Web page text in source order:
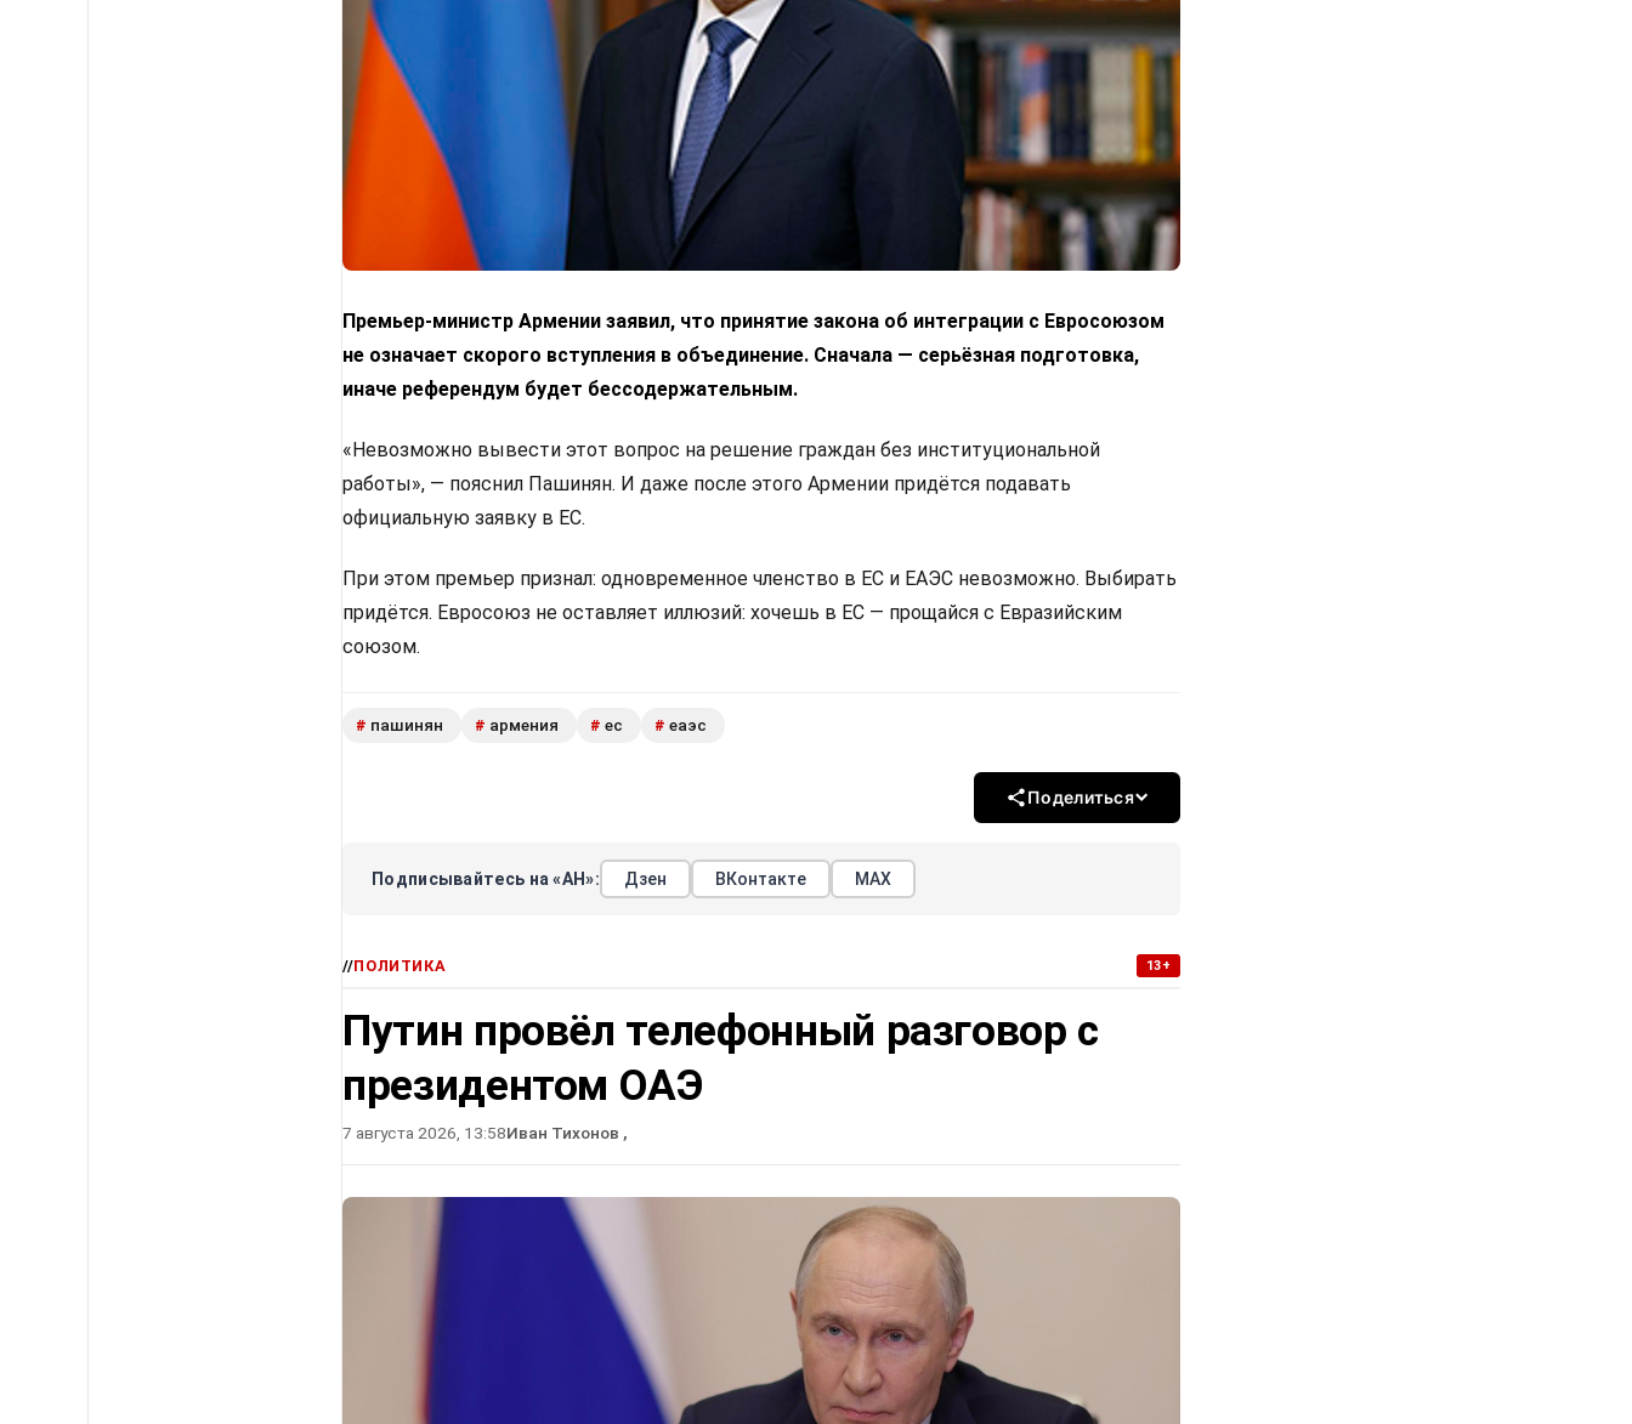
Премьер-министр Армении заявил, что принятие закона об интеграции с Евросоюзом
не означает скорого вступления в объединение. Сначала — серьёзная подготовка,
иначе референдум будет бессодержательным.
«Невозможно вывести этот вопрос на решение граждан без институциональной
работы», — пояснил Пашинян. И даже после этого Армении придётся подавать
официальную заявку в ЕС.
При этом премьер признал: одновременное членство в ЕС и ЕАЭС невозможно. Выбирать
придётся. Евросоюз не оставляет иллюзий: хочешь в ЕС — прощайся с Евразийским
союзом.
# пашинян # армения # ес # еаэс
Поделиться
Подписывайтесь на «АН»: Дзен ВКонтакте МАХ
//ПОЛИТИКА 13+
Путин провёл телефонный разговор с
президентом ОАЭ
7 августа 2026, 13:58Иван Тихонов ,